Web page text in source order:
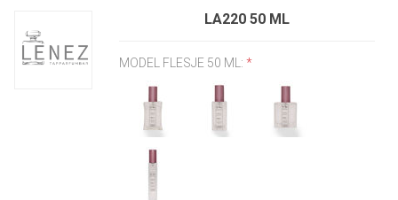
LA220 50 ML
MODEL FLESJE 50 ML:*